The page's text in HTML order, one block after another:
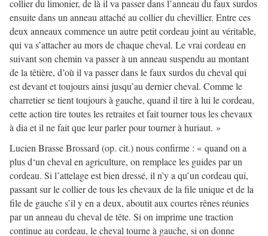
collier du limonier, de là il va passer dans l’anneau du faux surdos
ensuite dans un anneau attaché au collier du chevillier. Entre ces
deux anneaux commence un autre petit cordeau joint au véritable,
qui va s’attacher au mors de chaque cheval. Le vrai cordeau en
suivant son chemin va passer à un anneau suspendu au montant
de la têtière, d’où il va passer dans le faux surdos du cheval qui
est devant et toujours ainsi jusqu’au dernier cheval. Comme le
charretier se tient toujours à gauche, quand il tire à lui le cordeau,
cette action tire toutes les retraites et fait tourner tous les chevaux
à dia et il ne fait que leur parler pour tourner à huriaut. »
Lucien Brasse Brossard (op. cit.) nous confirme : « quand on a
plus d‘un cheval en agriculture, on remplace les guides par un
cordeau. Si l’attelage est bien dressé, il n’y a qu’un cordeau qui,
passant sur le collier de tous les chevaux de la file unique et de la
file de gauche s’il y en a deux, aboutit aux courtes rênes réunies
par un anneau du cheval de tête. Si on imprime une traction
continue au cordeau, le cheval tourne à gauche, si on donne